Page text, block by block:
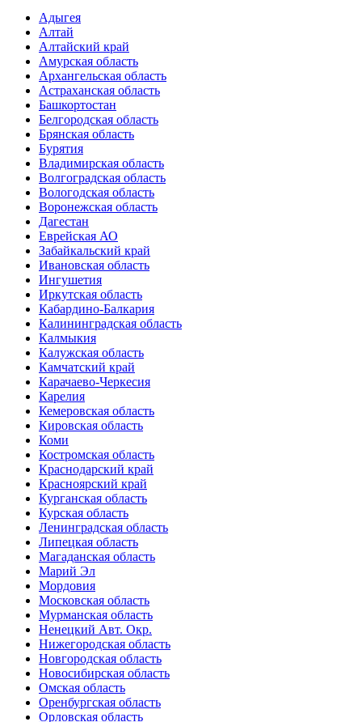
Адыгея
Алтай
Алтайский край
Амурская область
Архангельская область
Астраханская область
Башкортостан
Белгородская область
Брянская область
Бурятия
Владимирская область
Волгоградская область
Вологодская область
Воронежская область
Дагестан
Еврейская АО
Забайкальский край
Ивановская область
Ингушетия
Иркутская область
Кабардино-Балкария
Калининградская область
Калмыкия
Калужская область
Камчатский край
Карачаево-Черкесия
Карелия
Кемеровская область
Кировская область
Коми
Костромская область
Краснодарский край
Красноярский край
Курганская область
Курская область
Ленинградская область
Липецкая область
Магаданская область
Марий Эл
Мордовия
Московская область
Мурманская область
Ненецкий Авт. Окр.
Нижегородская область
Новгородская область
Новосибирская область
Омская область
Оренбургская область
Орловская область